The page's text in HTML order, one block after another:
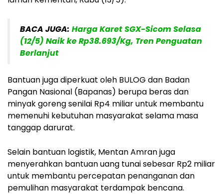
BACA JUGA: Harga Karet SGX-Sicom Selasa
(12/5) Naik ke Rp38.693/Kg, Tren Penguatan
Berlanjut
Bantuan juga diperkuat oleh BULOG dan Badan
Pangan Nasional (Bapanas) berupa beras dan
minyak goreng senilai Rp4 miliar untuk membantu
memenuhi kebutuhan masyarakat selama masa
tanggap darurat.
Selain bantuan logistik, Mentan Amran juga
menyerahkan bantuan uang tunai sebesar Rp2 miliar
untuk membantu percepatan penanganan dan
pemulihan masyarakat terdampak bencana.